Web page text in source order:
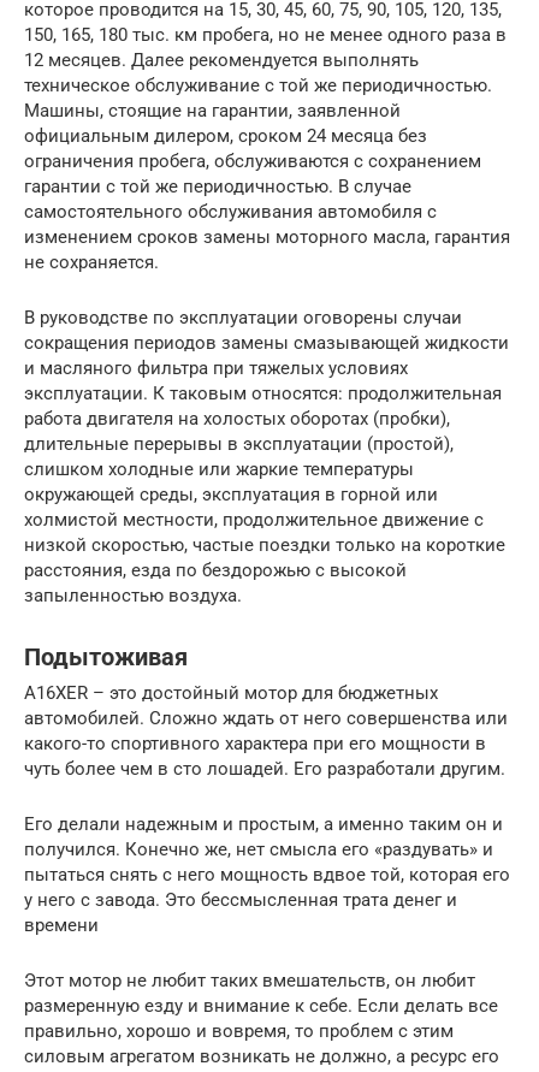
которое проводится на 15, 30, 45, 60, 75, 90, 105, 120, 135,
150, 165, 180 тыс. км пробега, но не менее одного раза в
12 месяцев. Далее рекомендуется выполнять
техническое обслуживание с той же периодичностью.
Машины, стоящие на гарантии, заявленной
официальным дилером, сроком 24 месяца без
ограничения пробега, обслуживаются с сохранением
гарантии с той же периодичностью. В случае
самостоятельного обслуживания автомобиля с
изменением сроков замены моторного масла, гарантия
не сохраняется.
В руководстве по эксплуатации оговорены случаи
сокращения периодов замены смазывающей жидкости
и масляного фильтра при тяжелых условиях
эксплуатации. К таковым относятся: продолжительная
работа двигателя на холостых оборотах (пробки),
длительные перерывы в эксплуатации (простой),
слишком холодные или жаркие температуры
окружающей среды, эксплуатация в горной или
холмистой местности, продолжительное движение с
низкой скоростью, частые поездки только на короткие
расстояния, езда по бездорожью с высокой
запыленностью воздуха.
Подытоживая
A16XER – это достойный мотор для бюджетных
автомобилей. Сложно ждать от него совершенства или
какого-то спортивного характера при его мощности в
чуть более чем в сто лошадей. Его разработали другим.
Его делали надежным и простым, а именно таким он и
получился. Конечно же, нет смысла его «раздувать» и
пытаться снять с него мощность вдвое той, которая его
у него с завода. Это бессмысленная трата денег и
времени
Этот мотор не любит таких вмешательств, он любит
размеренную езду и внимание к себе. Если делать все
правильно, хорошо и вовремя, то проблем с этим
силовым агрегатом возникать не должно, а ресурс его